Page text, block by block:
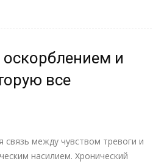
и
все
связь между чувством тревоги и
насилием. Хронический